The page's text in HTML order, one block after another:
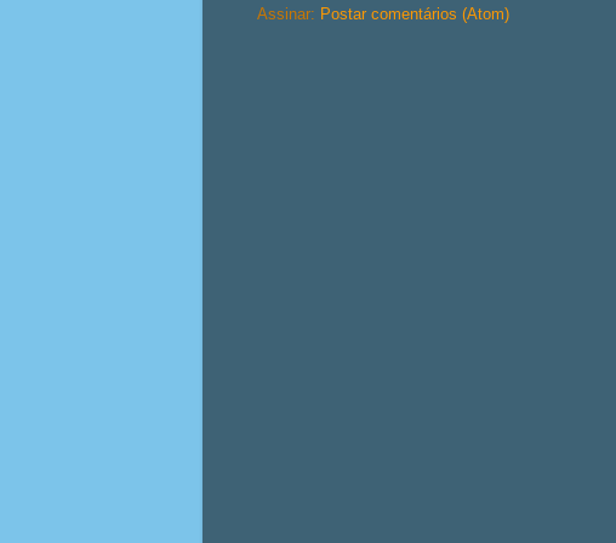
Assinar: Postar comentários (Atom)